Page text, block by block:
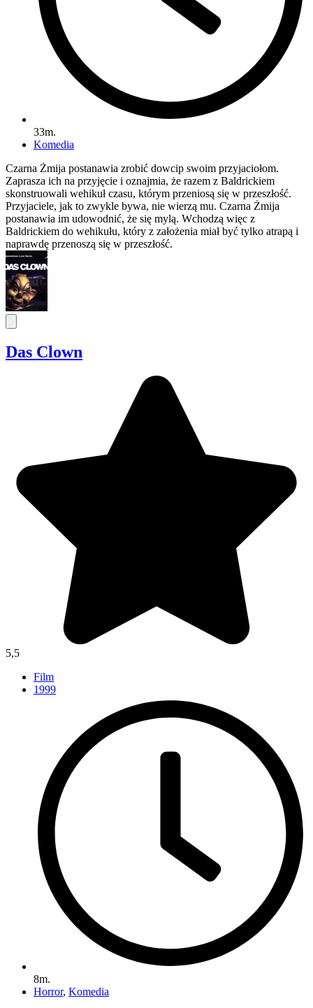
33m.
Komedia
Czarna Żmija postanawia zrobić dowcip swoim przyjaciołom.
Zaprasza ich na przyjęcie i oznajmia, że razem z Baldrickiem
skonstruowali wehikuł czasu, którym przeniosą się w przeszłość.
Przyjaciele, jak to zwykle bywa, nie wierzą mu. Czarna Żmija
postanawia im udowodnić, że się mylą. Wchodzą więc z
Baldrickiem do wehikułu, który z założenia miał być tylko atrapą i
naprawdę przenoszą się w przeszłość.
Das Clown
5,5
Film
1999
8m.
Horror, Komedia